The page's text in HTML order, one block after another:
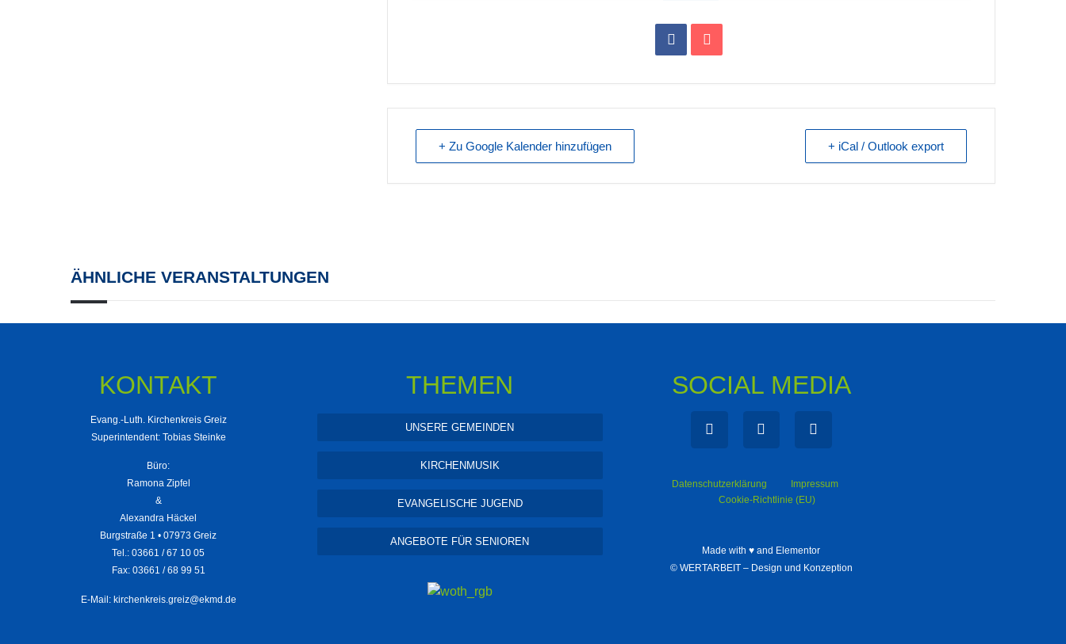
+ Zu Google Kalender hinzufügen + iCal / Outlook export
ÄHNLICHE VERANSTALTUNGEN
KONTAKT
Evang.-Luth. Kirchenkreis Greiz
Superintendent: Tobias Steinke
Büro:
Ramona Zipfel
&
Alexandra Häckel
Burgstraße 1 • 07973 Greiz
Tel.: 03661 / 67 10 05
Fax: 03661 / 68 99 51
E-Mail: kirchenkreis.greiz@ekmd.de
THEMEN
UNSERE GEMEINDEN
KIRCHENMUSIK
EVANGELISCHE JUGEND
ANGEBOTE FÜR SENIOREN
SOCIAL MEDIA
Datenschutzerklärung
Impressum
Cookie-Richtlinie (EU)
Made with ♥ and Elementor
© WERTARBEIT – Design und Konzeption